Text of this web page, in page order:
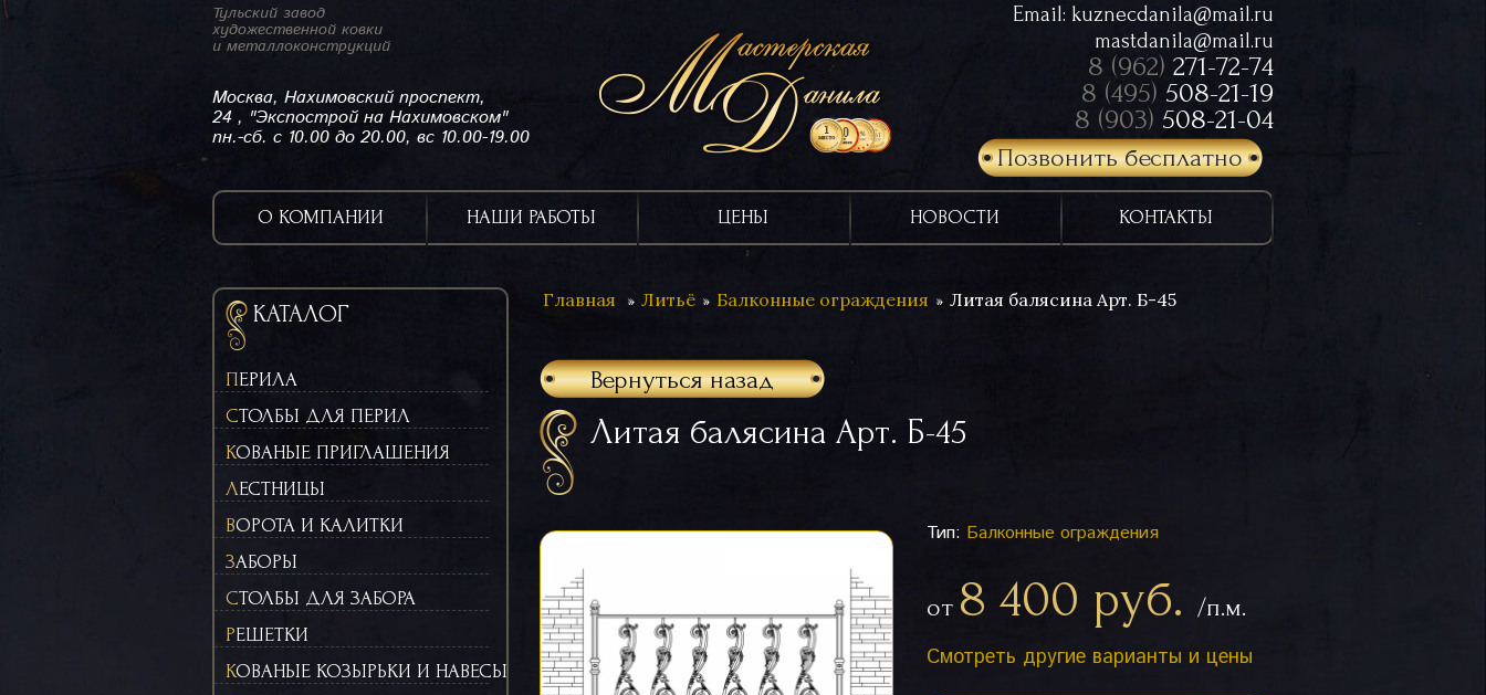
Тульский завод
художественной ковки
и металлоконструкций
Москва, Нахимовский проспект,
24 , "Экспострой на Нахимовском"
пн.-сб. с 10.00 до 20.00, вс 10.00-19.00
Email: kuznecdanila@mail.ru
mastdanila@mail.ru
8 (962) 271-72-74
8 (495) 508-21-19
8 (903) 508-21-04
Позвонить бесплатно
О КОМПАНИИ НАШИ РАБОТЫ ЦЕНЫ НОВОСТИ КОНТАКТЫ
КАТАЛОГ
ПЕРИЛА
СТОЛБЫ ДЛЯ ПЕРИЛ
КОВАНЫЕ ПРИГЛАШЕНИЯ
ЛЕСТНИЦЫ
ВОРОТА И КАЛИТКИ
ЗАБОРЫ
СТОЛБЫ ДЛЯ ЗАБОРА
РЕШЕТКИ
КОВАНЫЕ КОЗЫРЬКИ И НАВЕСЫ
Главная Литьё Балконные ограждения Литая балясина Арт. Б-45
Вернуться назад
Литая балясина Арт. Б-45
Тип: Балконные ограждения
от 8 400 руб. /п.м.
Смотреть другие варианты и цены